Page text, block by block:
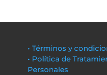
• Términos y
• Política de
Personales